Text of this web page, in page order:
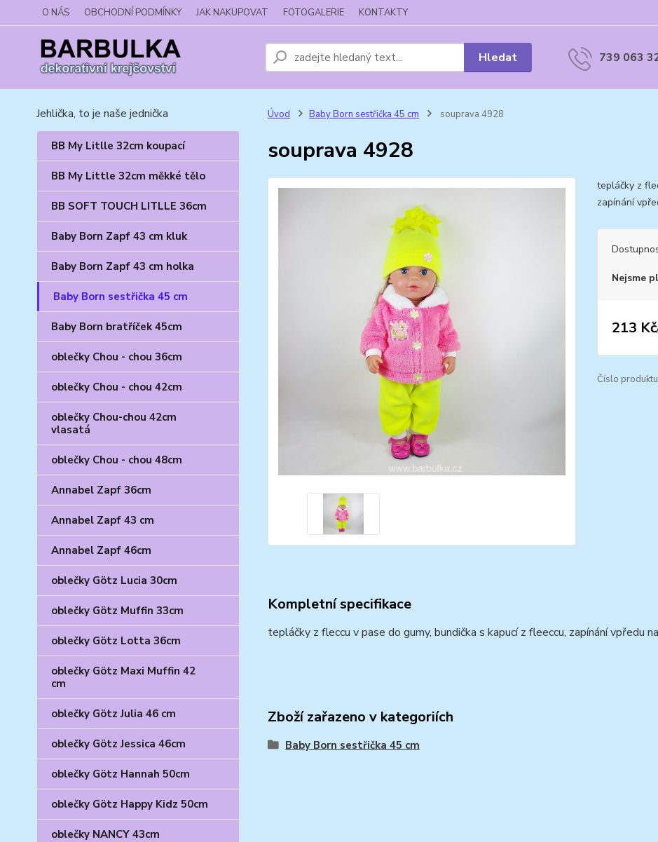
O NÁS OBCHODNÍ PODMÍNKY JAK NAKUPOVAT FOTOGALERIE KONTAKTY
Hledat 739 063
Jehlička, to je naše jednička
BB My Litlle 32cm koupací
BB My Little 32cm měkké tělo
BB SOFT TOUCH LITLLE 36cm
Baby Born Zapf 43 cm kluk
Baby Born Zapf 43 cm holka
Baby Born sestřička 45 cm
Baby Born bratříček 45cm
oblečky Chou - chou 36cm
oblečky Chou - chou 42cm
oblečky Chou-chou 42cm
vlasatá
oblečky Chou - chou 48cm
Annabel Zapf 36cm
Annabel Zapf 43 cm
Annabel Zapf 46cm
oblečky Götz Lucia 30cm
oblečky Götz Muffin 33cm
oblečky Götz Lotta 36cm
oblečky Götz Maxi Muffin 42
cm
oblečky Götz Julia 46 cm
oblečky Götz Jessica 46cm
oblečky Götz Hannah 50cm
oblečky Götz Happy Kidz 50cm
oblečky NANCY 43cm
Úvod Baby Born sestřička 45 cm souprava 4928
souprava 4928
tepláčky z
zapínání
Nejsme
213 Kč
Číslo
Kompletní specifikace
tepláčky z fleccu v pase do gumy, bundička s kapucí z fleeccu, zapínání vpředu
Zboží zařazeno v kategoriích
Baby Born sestřička 45 cm